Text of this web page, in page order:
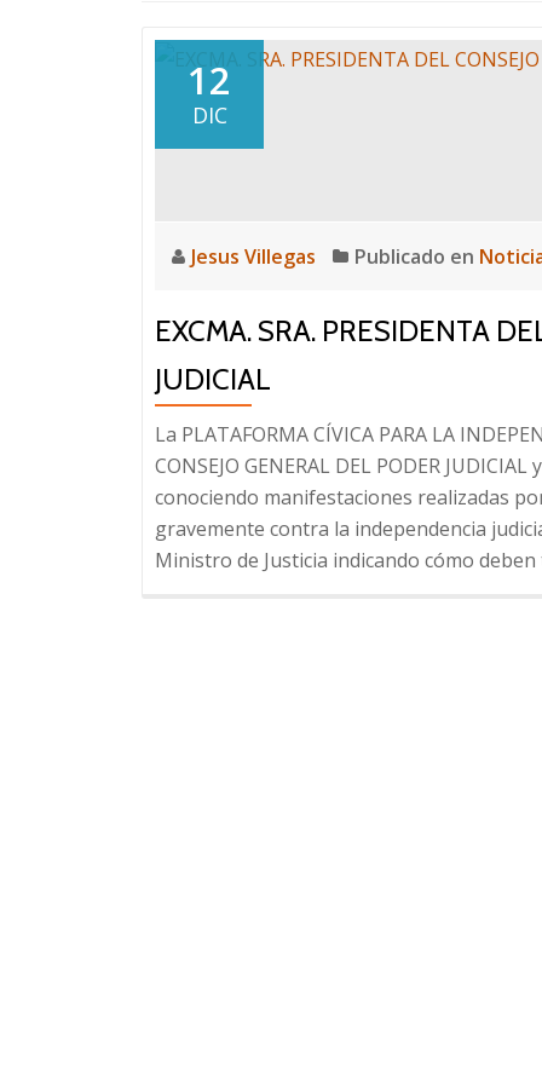
12
DIC
Jesus Villegas Publicado en
EXCMA. SRA. PRESIDENTA
JUDICIAL
La PLATAFORMA CÍVICA PARA LA
CONSEJO GENERAL DEL PODER
conociendo manifestaciones realizadas
gravemente contra la independencia
Ministro de Justicia indicando cómo